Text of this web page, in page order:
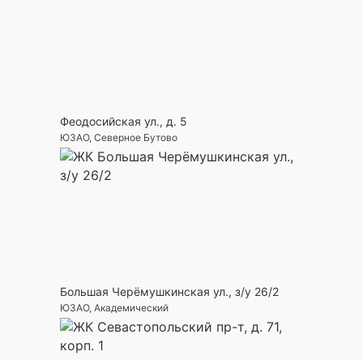
Феодосийская ул., д. 5
ЮЗАО, Северное Бутово
Большая Черёмушкинская ул., з/у 26/2
ЮЗАО, Академический